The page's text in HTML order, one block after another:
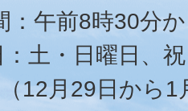
：午前8時30分
：土・日曜日、
（12月29日から1